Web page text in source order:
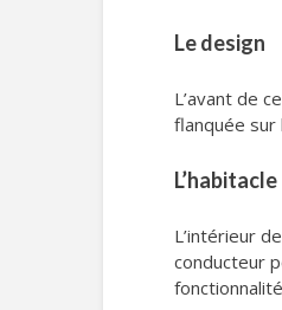
Le design
L’avant de
flanquée sur
L’habitacle
L’intérieur
conducteur